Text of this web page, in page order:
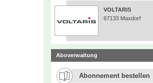
VOLTARIS
67133 Maxdorf
Aboverwaltung
Abonnement bestellen